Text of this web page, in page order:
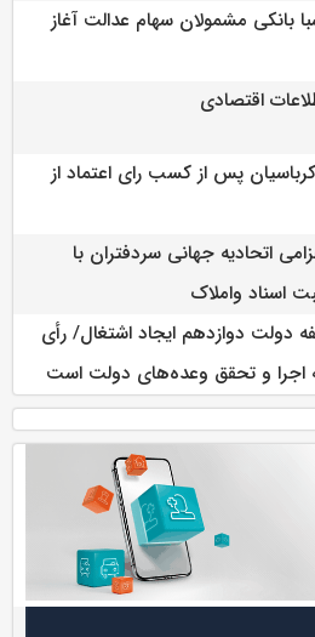
بانکی مشمولان سهام عدالت آغاز
اقتصادی
پس از کسب رای اعتماد از
اتحادیه جهانی سردفتران با
اسناد واملاک
دولت دوازدهم ایجاد اشتغال/ رأی
اجرا و تحقق وعده‌های دولت است